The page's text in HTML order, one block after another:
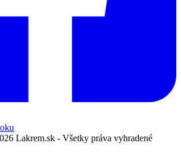
Lakrem.sk - Všetky práva vyhradené